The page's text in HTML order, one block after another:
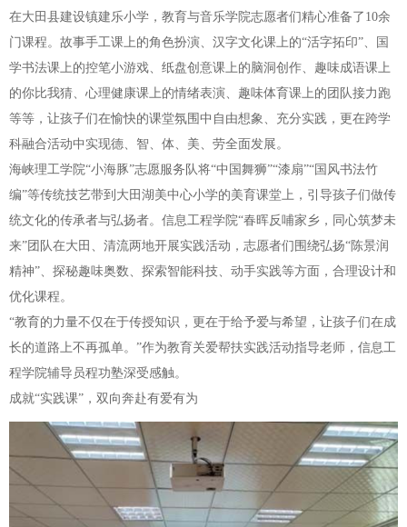
在大田县建设镇建乐小学，教育与音乐学院志愿者们精心准备了10余
门课程。故事手工课上的角色扮演、汉字文化课上的“活字拓印”、国
学书法课上的控笔小游戏、纸盘创意课上的脑洞创作、趣味成语课上
的你比我猜、心理健康课上的情绪表演、趣味体育课上的团队接力跑
等等，让孩子们在愉快的课堂氛围中自由想象、充分实践，更在跨学
科融合活动中实现德、智、体、美、劳全面发展。
海峡理工学院“小海豚”志愿服务队将“中国舞狮”“漆扇”“国风书法竹
编”等传统技艺带到大田湖美中心小学的美育课堂上，引导孩子们做传
统文化的传承者与弘扬者。信息工程学院“春晖反哺家乡，同心筑梦未
来”团队在大田、清流两地开展实践活动，志愿者们围绕弘扬“陈景润
精神”、探秘趣味奥数、探索智能科技、动手实践等方面，合理设计和
优化课程。
“教育的力量不仅在于传授知识，更在于给予爱与希望，让孩子们在成
长的道路上不再孤单。”作为教育关爱帮扶实践活动指导老师，信息工
程学院辅导员程功塾深受感触。
成就“实践课”，双向奔赴有爱有为